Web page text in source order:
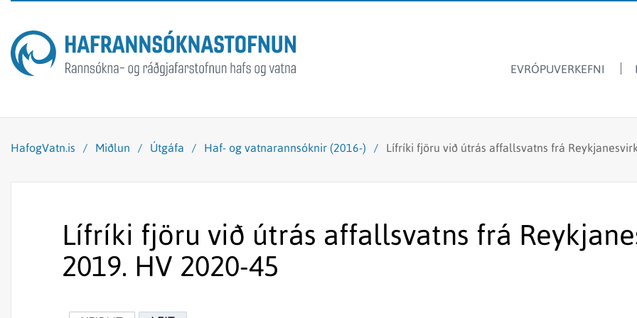
EVRÓPUVERKEFNI
Dýrasvif
Fiskmerkingar
Framandi sjávarlífverur
Ársskýrslur
Fréttir & tilkynningar
Lax- og silungsveiðin -
Hafrannsóknastofnun
HafogVatn.is / Miðlun / Útgáfa / Haf- og vatnarannsóknir (2016-) / Lífríki fjöru við útrás affallsvatns frá
Lífríki fjöru við útrás affallsvatns frá
2019. HV 2020-45